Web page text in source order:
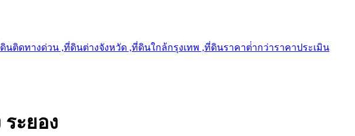
ติดทางด่วน ,ที่ดินต่างจังหวัด ,ที่ดินใกล้กรุงเทพ ,ที่ดินราคาต่ํากว่าราคาประเมิน
ะยอง